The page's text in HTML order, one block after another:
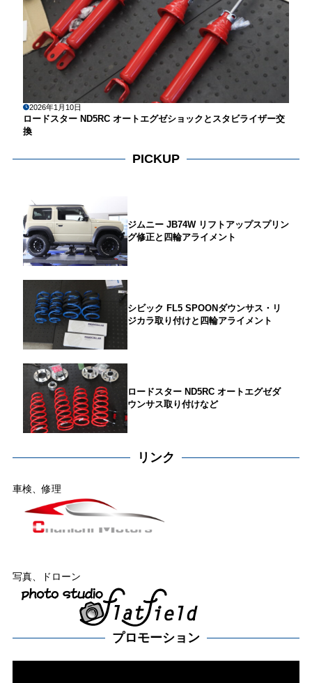
2026年1月10日
ロードスター ND5RC オートエグゼショックとスタビライザー交
換
PICKUP
ジムニー JB74W リフトアップスプリン
グ修正と四輪アライメント
シビック FL5 SPOONダウンサス・リ
ジカラ取り付けと四輪アライメント
ロードスター ND5RC オートエグゼダ
ウンサス取り付けなど
リンク
車検、修理
写真、ドローン
プロモーション